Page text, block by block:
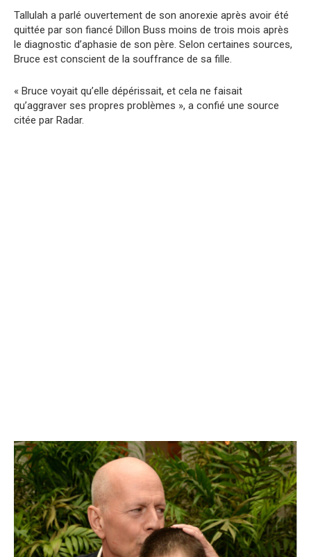
Tallulah a parlé ouvertement de son anorexie après avoir été
quittée par son fiancé Dillon Buss moins de trois mois après
le diagnostic d’aphasie de son père. Selon certaines sources,
Bruce est conscient de la souffrance de sa fille.
« Bruce voyait qu’elle dépérissait, et cela ne faisait
qu’aggraver ses propres problèmes », a confié une source
citée par Radar.